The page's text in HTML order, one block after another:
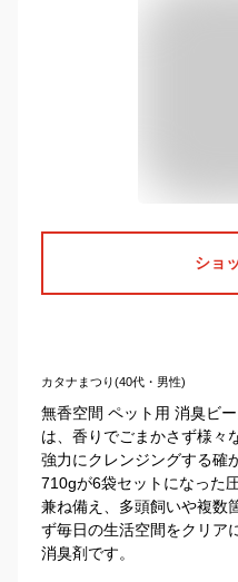
ショ
カタナまつり(40代・男性)
無香空間 ペット用 消臭ビ
は、香りでごまかさず様々
強力にクレンジングする確
710gが6袋セットになった
兼ね備え、多頭飼いや複数
ず毎日の生活空間をクリア
消臭剤です。